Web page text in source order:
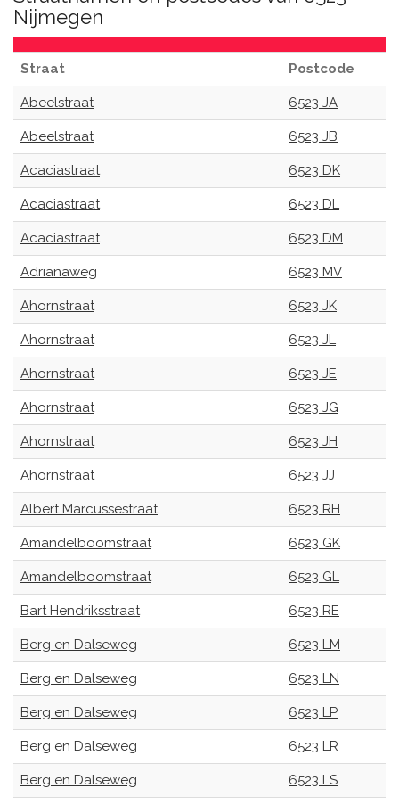
Nijmegen
Straat Postcode
Abeelstraat 6523 JA
Abeelstraat 6523 JB
Acaciastraat 6523 DK
Acaciastraat 6523 DL
Acaciastraat 6523 DM
Adrianaweg 6523 MV
Ahornstraat 6523 JK
Ahornstraat 6523 JL
Ahornstraat 6523 JE
Ahornstraat 6523 JG
Ahornstraat 6523 JH
Ahornstraat 6523 JJ
Albert Marcussestraat 6523 RH
Amandelboomstraat 6523 GK
Amandelboomstraat 6523 GL
Bart Hendriksstraat 6523 RE
Berg en Dalseweg 6523 LM
Berg en Dalseweg 6523 LN
Berg en Dalseweg 6523 LP
Berg en Dalseweg 6523 LR
Berg en Dalseweg 6523 LS